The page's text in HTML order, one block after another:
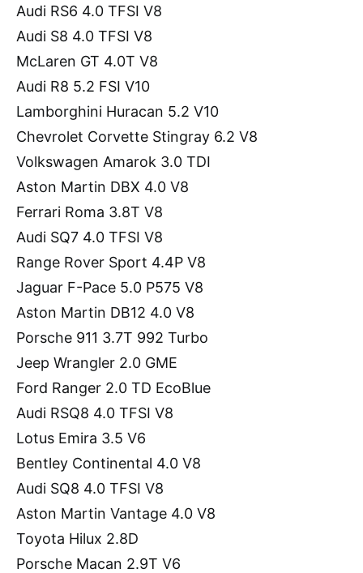
Audi RS6 4.0 TFSI V8
Audi S8 4.0 TFSI V8
McLaren GT 4.0T V8
Audi R8 5.2 FSI V10
Lamborghini Huracan 5.2 V10
Chevrolet Corvette Stingray 6.2 V8
Volkswagen Amarok 3.0 TDI
Aston Martin DBX 4.0 V8
Ferrari Roma 3.8T V8
Audi SQ7 4.0 TFSI V8
Range Rover Sport 4.4P V8
Jaguar F-Pace 5.0 P575 V8
Aston Martin DB12 4.0 V8
Porsche 911 3.7T 992 Turbo
Jeep Wrangler 2.0 GME
Ford Ranger 2.0 TD EcoBlue
Audi RSQ8 4.0 TFSI V8
Lotus Emira 3.5 V6
Bentley Continental 4.0 V8
Audi SQ8 4.0 TFSI V8
Aston Martin Vantage 4.0 V8
Toyota Hilux 2.8D
Porsche Macan 2.9T V6